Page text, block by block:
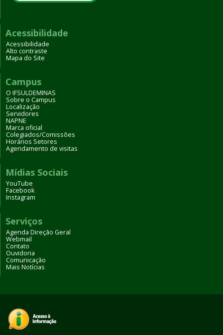
Acessibilidade
Acessibilidade
Alto contraste
Mapa do Site
Campus
O IFSULDEMINAS
Sobre o Campus
Localização
Servidores
NAPNE
Marca oficial
Colegiados/Comissões
Horários Setores
Agendamento de visitas
Mídias Sociais
YouTube
Facebook
Instagram
Serviços
Agenda Direção Geral
Webmail
Contato
Ouvidoria
Comunicação
Mais Notícias